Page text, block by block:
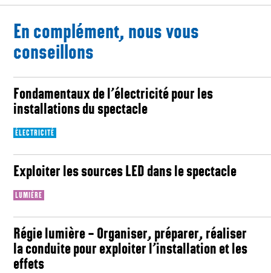
En complément, nous vous
conseillons
Fondamentaux de l’électricité pour les
installations du spectacle
ÉLECTRICITÉ
Exploiter les sources LED dans le spectacle
LUMIÈRE
Régie lumière – Organiser, préparer, réaliser
la conduite pour exploiter l’installation et les
effets